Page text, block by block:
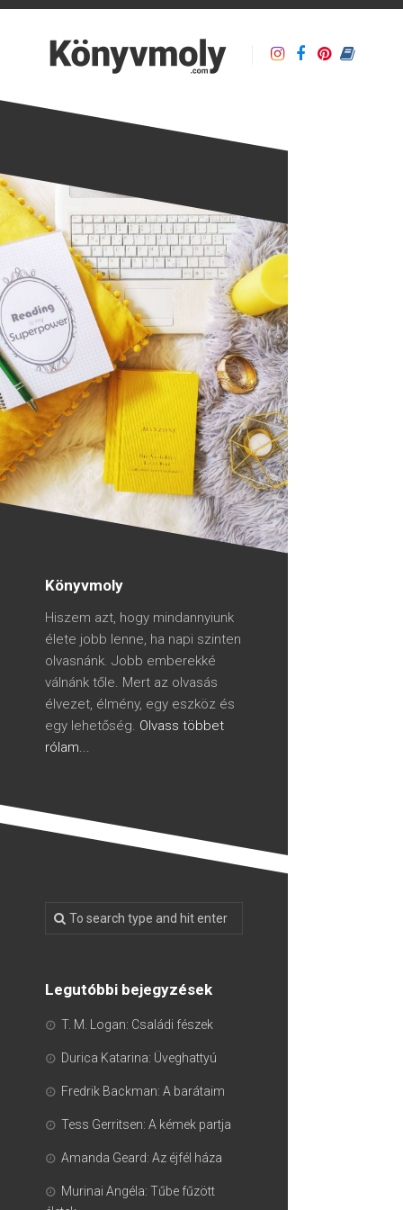
Könyvmoly
Hiszem azt, hogy mindannyiunk
élete jobb lenne, ha napi szinten
olvasnánk. Jobb emberekké
válnánk tőle. Mert az olvasás
élvezet, élmény, egy eszköz és
egy lehetőség. Olvass többet
rólam...
Legutóbbi bejegyzések
T. M. Logan: Családi fészek
Durica Katarina: Üveghattyú
Fredrik Backman: A barátaim
Tess Gerritsen: A kémek partja
Amanda Geard: Az éjfél háza
Murinai Angéla: Tűbe fűzött